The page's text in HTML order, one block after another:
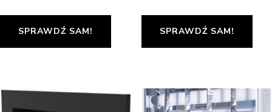
SPRAWDŹ SAM! SPRAWDŹ SAM!